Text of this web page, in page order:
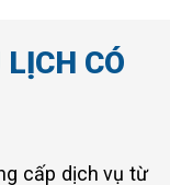
CÓ
cấp dịch vụ từ